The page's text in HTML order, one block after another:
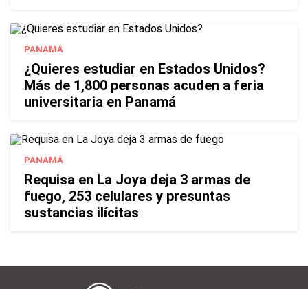
PANAMÁ
¿Quieres estudiar en Estados Unidos?
Más de 1,800 personas acuden a feria
universitaria en Panamá
PANAMÁ
Requisa en La Joya deja 3 armas de
fuego, 253 celulares y presuntas
sustancias ilícitas